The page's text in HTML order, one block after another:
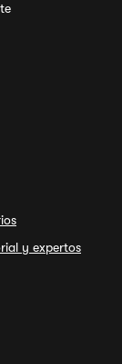
y expertos